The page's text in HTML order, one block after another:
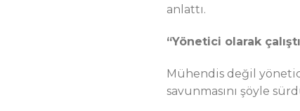
anlattı.
“Yönetici olarak
Mühendis değil
savunmasını şöyle